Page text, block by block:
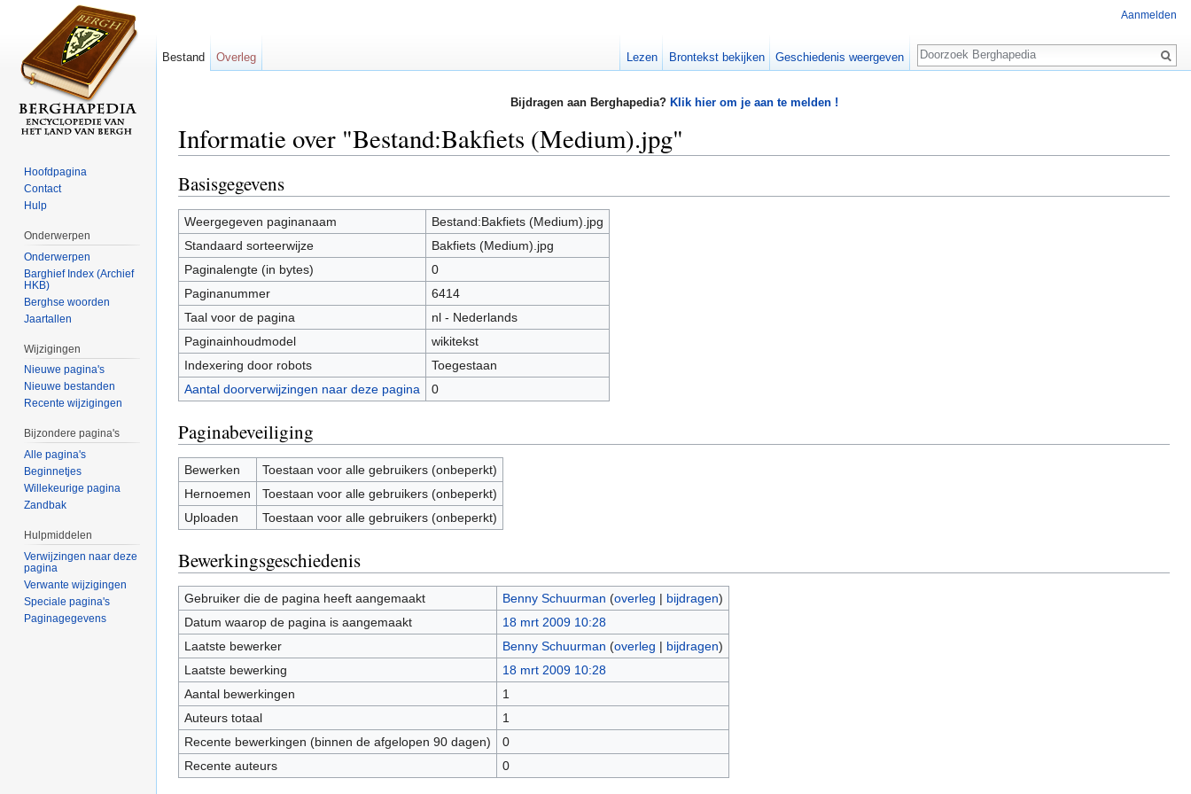
Bijdragen aan Berghapedia? Klik hier om je aan te melden !
Informatie over "Bestand:Bakfiets (Medium).jpg"
Basisgegevens
Weergegeven paginanaam
Bestand:Bakfiets (Medium).jpg
Standaard sorteerwijze
Bakfiets (Medium).jpg
Paginalengte (in bytes)
0
Paginanummer
6414
Taal voor de pagina
nl - Nederlands
Paginainhoudmodel
wikitekst
Indexering door robots
Toegestaan
Aantal doorverwijzingen naar deze pagina
0
Paginabeveiliging
Bewerken
Toestaan voor alle gebruikers (onbeperkt)
Hernoemen
Toestaan voor alle gebruikers (onbeperkt)
Uploaden
Toestaan voor alle gebruikers (onbeperkt)
Bewerkingsgeschiedenis
Gebruiker die de pagina heeft aangemaakt Benny Schuurman (overleg | bijdragen)
Datum waarop de pagina is aangemaakt
18 mrt 2009 10:28
Laatste bewerker
Benny Schuurman (overleg | bijdragen)
Laatste bewerking
18 mrt 2009 10:28
Aantal bewerkingen
1
Auteurs totaal
1
Recente bewerkingen (binnen de afgelopen 90 dagen)
0
Recente auteurs
0
Aanmelden
Bestand Overleg Lezen Brontekst bekijken Geschiedenis weergeven
Zoeken
Hoofdpagina
Contact
Hulp
Onderwerpen
Onderwerpen
Barghief Index (Archief
HKB)
Berghse woorden
Jaartallen
Wijzigingen
Nieuwe pagina's
Nieuwe bestanden
Recente wijzigingen
Bijzondere pagina's
Alle pagina's
Beginnetjes
Willekeurige pagina
Zandbak
Hulpmiddelen
Verwijzingen naar deze
pagina
Verwante wijzigingen
Speciale pagina's
Paginagegevens